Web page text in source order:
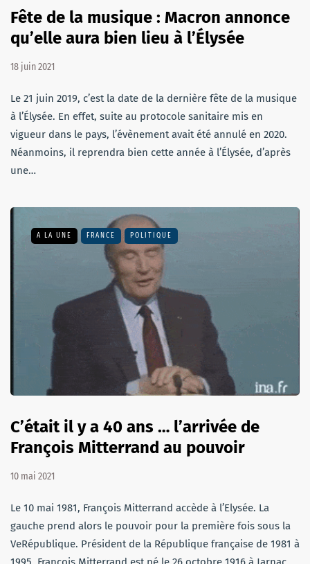
Fête de la musique : Macron annonce
qu’elle aura bien lieu à l’Élysée
18 juin 2021
Le 21 juin 2019, c’est la date de la dernière fête de la musique
à l’Élysée. En effet, suite au protocole sanitaire mis en
vigueur dans le pays, l’évènement avait été annulé en 2020.
Néanmoins, il reprendra bien cette année à l’Élysée, d’après
une…
A LA UNE FRANCE POLITIQUE
C’était il y a 40 ans … l’arrivée de
François Mitterrand au pouvoir
10 mai 2021
Le 10 mai 1981, François Mitterrand accède à l’Elysée. La
gauche prend alors le pouvoir pour la première fois sous la
VeRépublique. Président de la République française de 1981 à